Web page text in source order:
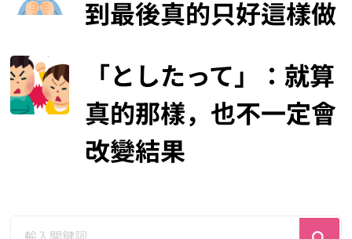
到最後真的只好這樣做
「としたって」：就算
真的那樣，也不一定會
改變結果